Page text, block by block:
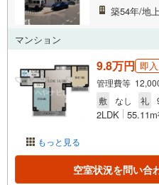
築54年/地
マンション
もっと見る
9.8万円 即
管理費等
敷
なし 礼
2LDK 55.11m
空室状況を問い合